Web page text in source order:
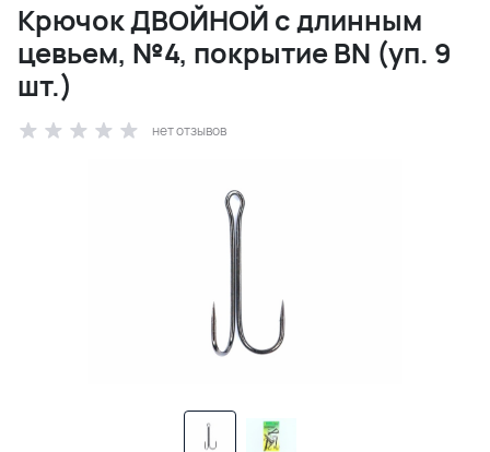
Крючок ДВОЙНОЙ с длинным
цевьем, №4, покрытие BN (уп. 9
шт.)
нет отзывов